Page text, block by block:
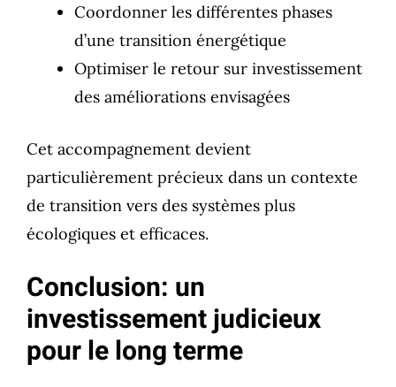
Coordonner les différentes phases
d’une transition énergétique
Optimiser le retour sur investissement
des améliorations envisagées
Cet accompagnement devient
particulièrement précieux dans un contexte
de transition vers des systèmes plus
écologiques et efficaces.
Conclusion: un
investissement judicieux
pour le long terme